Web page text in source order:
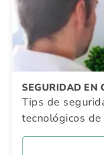
SEGURIDAD EN
Tips de
tecnológicos